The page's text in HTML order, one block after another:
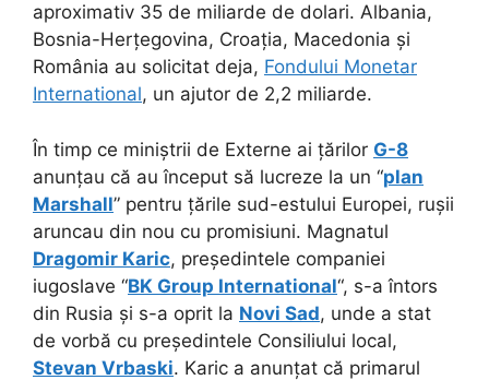
aproximativ 35 de miliarde de dolari. Albania,
Bosnia-Herțegovina, Croația, Macedonia și
România au solicitat deja, Fondului Monetar
International, un ajutor de 2,2 miliarde.
În timp ce miniștrii de Externe ai țărilor G-8
anunțau că au început să lucreze la un “plan
Marshall” pentru țările sud-estului Europei, rușii
aruncau din nou cu promisiuni. Magnatul
Dragomir Karic, președintele companiei
iugoslave “BK Group International“, s-a întors
din Rusia și s-a oprit la Novi Sad, unde a stat
de vorbă cu președintele Consiliului local,
Stevan Vrbaski. Karic a anunțat că primarul